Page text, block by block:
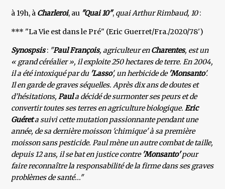
à 19h, à Charleroi, au "Quai 10", quai Arthur Rimbaud, 10:
*** "La Vie est dans le Pré" (Eric Guerret/Fra./2020/78')
Synospsis: "Paul François, agriculteur enCharentes, est un
« grand céréalier », il exploite 250 hectares de terre. En 2004,
il a été intoxiqué par du 'Lasso', un herbicide de 'Monsanto'.
Il en garde de graves séquelles. Après dix ans de doutes et
d’hésitations,Paula décidé de surmonter ses peurs et de
convertir toutes ses terres en agriculture biologique.Eric
Guéreta suivi cette mutation passionnante pendant une
année, de sa dernière moisson 'chimique' à sa première
moisson sans pesticide. Paul mène un autre combat de taille,
depuis 12 ans, il se bat en justice contre'Monsanto'pour
faire reconnaître la responsabilité de la firme dans ses graves
problèmes de santé..."